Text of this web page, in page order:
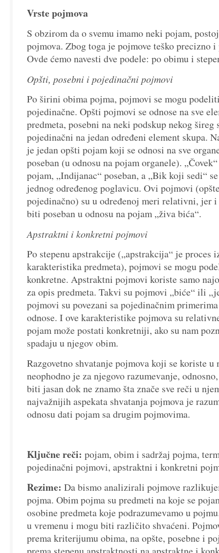
Vrste pojmova
S obzirom da o svemu imamo neki pojam,
pojmova. Zbog toga je pojmove teško precizno
Ovde ćemo navesti dve podele: po obimu i
Opšti, posebni i pojedinačni pojmovi
Po širini obima pojma, pojmovi se mogu
pojedinačne. Opšti pojmovi se odnose na sve
predmeta, posebni na neki podskup nekog šireg
pojedinačni na jedan određeni element skupa.
je jedan opšti pojam koji se odnosi na sve
poseban (u odnosu na pojam organele).
pojam, „Indijanac“ poseban, a „Bik koji sedi“
jednog određenog poglavicu. Ovi pojmovi
pojedinačno) su u određenoj meri relativni, jer i
biti poseban u odnosu na pojam „živa bića“.
Apstraktni i konkretni pojmovi
Po stepenu apstrakcije („apstrakcija“ je proces
karakteristika predmeta), pojmovi se mogu
konkretne. Apstraktni pojmovi koriste samo
za opis predmeta. Takvi su pojmovi „biće“ ili
pojmovi su povezani sa pojedinačnim primerima
odnose. I ove karakteristike pojmova su
pojam može postati konkretniji, ako su nam
spadaju u njegov obim.
Razgovetno shvatanje pojmova koji se koriste u
neophodno je za njegovo razumevanje,
biti jasan dok ne znamo šta znače sve reči u
najvažnijih aspekata shvatanja pojmova je
odnosu dati pojam sa drugim pojmovima.
Ključne reči: pojam, obim i sadržaj pojma,
pojedinačni pojmovi, apstraktni i konkretni
Rezime: Da bismo analizirali pojmove
pojma. Obim pojma su predmeti na koje se
osobine predmeta koje podrazumevamo u
u vremenu i mogu biti različito shvaćeni.
prema kriterijumu obima, na opšte, posebne i